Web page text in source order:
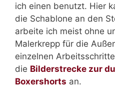
ich einen benutzt. Hier
die Schablone an den
arbeite ich meist ohne
Malerkrepp für die
einzelnen
die Bilderstrecke zur
Boxershorts an.